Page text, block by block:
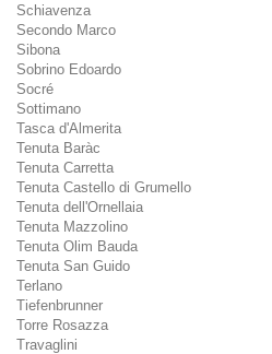
Schiavenza
Secondo Marco
Sibona
Sobrino Edoardo
Socré
Sottimano
Tasca d'Almerita
Tenuta Baràc
Tenuta Carretta
Tenuta Castello di Grumello
Tenuta dell'Ornellaia
Tenuta Mazzolino
Tenuta Olim Bauda
Tenuta San Guido
Terlano
Tiefenbrunner
Torre Rosazza
Travaglini